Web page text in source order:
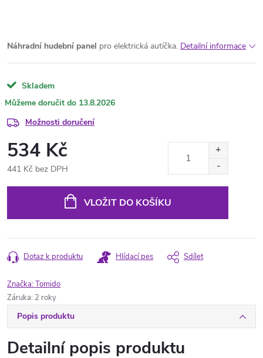
Náhradní hudební panel pro elektrická autíčka. Detailní informace
Skladem
13.8.2026
Možnosti doručení
534 Kč
441 Kč bez DPH
VLOŽIT DO KOŠÍKU
Dotaz k produktu Hlídací pes Sdílet
Značka:Tomido
Záruka: 2 roky
Popis produktu
Detailní popis produktu